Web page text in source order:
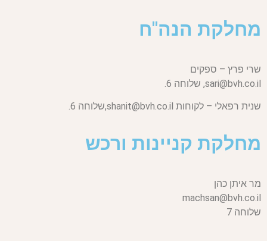
מחלקת הנה"ח
שרי פרץ – ספקים
sari@bvh.co.il, שלוחה 6.
שנית רפאלי – לקוחות shanit@bvh.co.il, שלוחה 6.
מחלקת קניינות ורכש
מר איתן כהן
machsan@bvh.co.il
שלוחה 7